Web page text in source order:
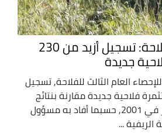
الإحصاء العام للفلاحة: تسجيل أزيد من 230
جديدة
العام الثالث للفلاحة, تسجيل
مستثمرة فلاحية جديدة مقارنة بنتائج
الاحصاء السابق المنجز في 2001, حسبما أفاد به مسؤول
...